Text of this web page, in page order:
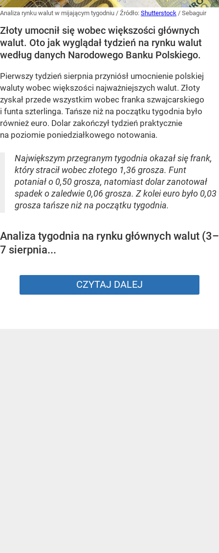
Analiza rynku walut w mijającym tygodniu / Źródło: Shutterstock / Sebaguir
Złoty umocnił się wobec większości głównych
walut. Oto jak wyglądał tydzień na rynku walut
według danych Narodowego Banku Polskiego.
Pierwszy tydzień sierpnia przyniósł umocnienie polskiej
waluty wobec większości najważniejszych walut. Złoty
zyskał przede wszystkim wobec franka szwajcarskiego
i funta szterlinga. Tańsze niż na początku tygodnia było
również euro. Dolar zakończył tydzień praktycznie
na poziomie poniedziałkowego notowania.
Największym przegranym tygodnia okazał się frank,
który stracił wobec złotego 1,36 grosza. Funt
potaniał o 0,50 grosza, natomiast dolar zanotował
spadek o zaledwie 0,06 grosza. Z kolei euro było 0,03
grosza tańsze niż na początku tygodnia.
Analiza tygodnia na rynku głównych walut (3–
7 sierpnia...
CZYTAJ DALEJ